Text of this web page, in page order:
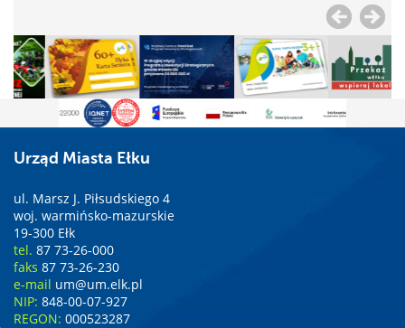
Urząd Miasta Ełku
ul. Marsz J. Piłsudskiego 4
woj. warmińsko-mazurskie
19-300 Ełk
tel. 87 73-26-000
faks 87 73-26-230
e-mail um@um.elk.pl
NIP: 848-00-07-927
REGON: 000523287